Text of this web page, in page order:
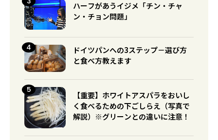
ハーフがあうイジメ「チン・チャ
ン・チョン問題」
ドイツパンへの3ステップ－選び方
と食べ方教えます
【重要】ホワイトアスパラをおいし
く食べるための下ごしらえ（写真で
解説）※グリーンとの違いに注意！